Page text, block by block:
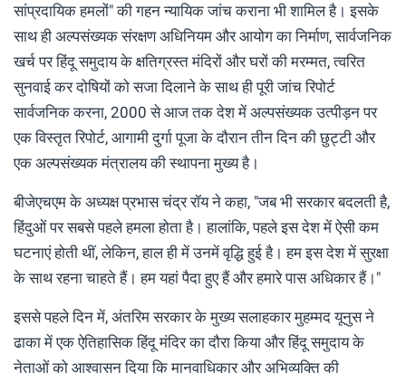
सांप्रदायिक हमलों" की गहन न्यायिक जांच कराना भी शामिल है। इसके
साथ ही अल्पसंख्यक संरक्षण अधिनियम और आयोग का निर्माण, सार्वजनिक
खर्च पर हिंदू समुदाय के क्षतिग्रस्त मंदिरों और घरों की मरम्मत, त्वरित
सुनवाई कर दोषियों को सजा दिलाने के साथ ही पूरी जांच रिपोर्ट
सार्वजनिक करना, 2000 से आज तक देश में अल्पसंख्यक उत्पीड़न पर
एक विस्तृत रिपोर्ट, आगामी दुर्गा पूजा के दौरान तीन दिन की छुट्टी और
एक अल्पसंख्यक मंत्रालय की स्थापना मुख्य है।
बीजेएचएम के अध्यक्ष प्रभास चंद्र रॉय ने कहा, "जब भी सरकार बदलती है,
हिंदुओं पर सबसे पहले हमला होता है। हालांकि, पहले इस देश में ऐसी कम
घटनाएं होती थीं, लेकिन, हाल ही में उनमें वृद्धि हुई है। हम इस देश में सुरक्षा
के साथ रहना चाहते हैं। हम यहां पैदा हुए हैं और हमारे पास अधिकार हैं।"
इससे पहले दिन में, अंतरिम सरकार के मुख्य सलाहकार मुहम्मद यूनुस ने
ढाका में एक ऐतिहासिक हिंदू मंदिर का दौरा किया और हिंदू समुदाय के
नेताओं को आश्वासन दिया कि मानवाधिकार और अभिव्यक्ति की